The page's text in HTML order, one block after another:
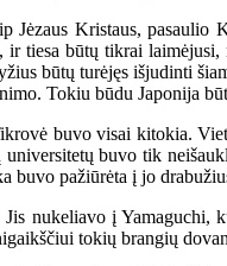
Kristaus, pasaulio
tiesa būtų tikrai
būtų turėjęs išjudinti
Tokiu būdu Japonija
buvo visai kitokia.
buvo tik
buvo pažiūrėta į jo
į Yamaguchi,
tokių brangių